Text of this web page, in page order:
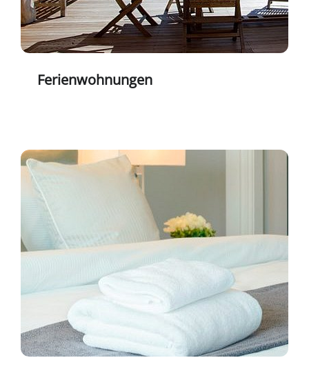
Ferienwohnungen